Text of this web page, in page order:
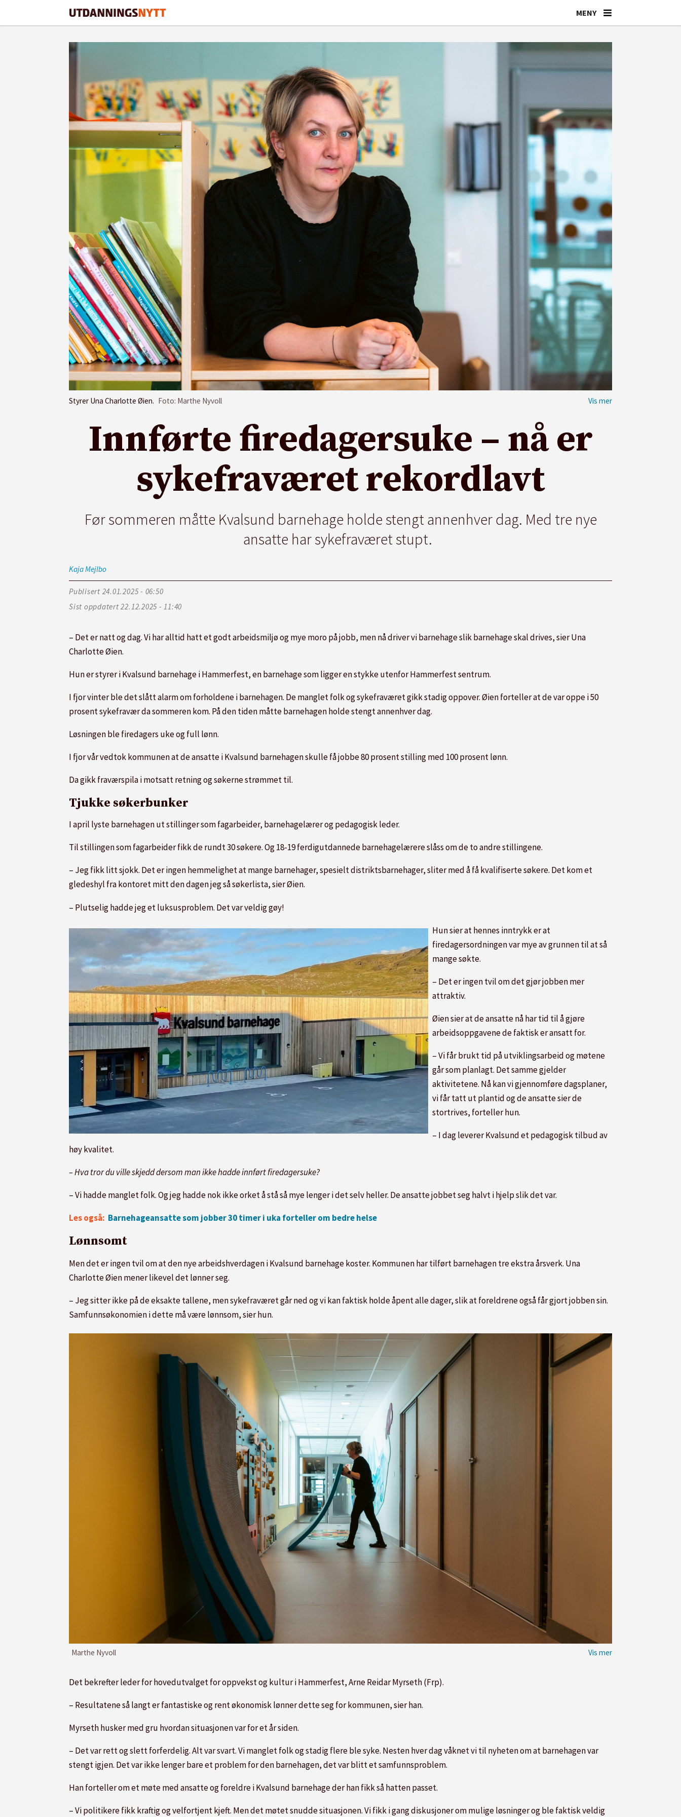
Styrer Una Charlotte Øien. Foto: Marthe Nyvoll
Innførte firedagersuke – nå er
sykefraværet rekordlavt
Før sommeren måtte Kvalsund barnehage holde stengt annenhver dag. Med tre nye
ansatte har sykefraværet stupt.
KajaMejlbo
Publisert
24.01.2025 - 06:50
Sist oppdatert
22.12.2025 - 11:40
– Det er natt og dag. Vi har alltid hatt et godt arbeidsmiljø og mye moro på jobb, men nå driver vi barnehage slik barnehage skal drives, sier Una
Charlotte Øien.
Hun er styrer i Kvalsund barnehage i Hammerfest, en barnehage som ligger en stykke utenfor Hammerfest sentrum.
I fjor vinter ble det slått alarm om forholdene i barnehagen. De manglet folk og sykefraværet gikk stadig oppover. Øien forteller at de var oppe i 50
prosent sykefravær da sommeren kom. På den tiden måtte barnehagen holde stengt annenhver dag.
Løsningen ble firedagers uke og full lønn.
I fjor vår vedtok kommunen at de ansatte i Kvalsund barnehagen skulle få jobbe 80 prosent stilling med 100 prosent lønn.
Da gikk fraværspila i motsatt retning og søkerne strømmet til.
Tjukke søkerbunker
I april lyste barnehagen ut stillinger som fagarbeider, barnehagelærer og pedagogisk leder.
Til stillingen som fagarbeider fikk de rundt 30 søkere. Og 18-19 ferdigutdannede barnehagelærere slåss om de to andre stillingene.
– Jeg fikk litt sjokk. Det er ingen hemmelighet at mange barnehager, spesielt distriktsbarnehager, sliter med å få kvalifiserte søkere. Det kom et
gledeshyl fra kontoret mitt den dagen jeg så søkerlista, sier Øien.
– Plutselig hadde jeg et luksusproblem. Det var veldig gøy!
Hun sier at hennes inntrykk er at
firedagersordningen var mye av grunnen til at så
mange søkte.
– Det er ingen tvil om det gjør jobben mer
attraktiv.
Øien sier at de ansatte nå har tid til å gjøre
arbeidsoppgavene de faktisk er ansatt for.
– Vi får brukt tid på utviklingsarbeid og møtene
går som planlagt. Det samme gjelder
aktivitetene. Nå kan vi gjennomføre dagsplaner,
vi får tatt ut plantid og de ansatte sier de
stortrives, forteller hun.
– I dag leverer Kvalsund et pedagogisk tilbud av
høy kvalitet.
– Hva tror du ville skjedd dersom man ikke hadde innført firedagersuke?
– Vi hadde manglet folk. Og jeg hadde nok ikke orket å stå så mye lenger i det selv heller. De ansatte jobbet seg halvt i hjelp slik det var.
Les også: Barnehageansatte som jobber 30 timer i uka forteller om bedre helse
Lønnsomt
Men det er ingen tvil om at den nye arbeidshverdagen i Kvalsund barnehage koster. Kommunen har tilført barnehagen tre ekstra årsverk. Una
Charlotte Øien mener likevel det lønner seg.
– Jeg sitter ikke på de eksakte tallene, men sykefraværet går ned og vi kan faktisk holde åpent alle dager, slik at foreldrene også får gjort jobben sin.
Samfunnsøkonomien i dette må være lønnsom, sier hun.
Marthe Nyvoll
Det bekrefter leder for hovedutvalget for oppvekst og kultur i Hammerfest, Arne Reidar Myrseth (Frp).
– Resultatene så langt er fantastiske og rent økonomisk lønner dette seg for kommunen, sier han.
Myrseth husker med gru hvordan situasjonen var for et år siden.
– Det var rett og slett forferdelig. Alt var svart. Vi manglet folk og stadig flere ble syke. Nesten hver dag våknet vi til nyheten om at barnehagen var
stengt igjen. Det var ikke lenger bare et problem for den barnehagen, det var blitt et samfunnsproblem.
Han forteller om et møte med ansatte og foreldre i Kvalsund barnehage der han fikk så hatten passet.
– Vi politikere fikk kraftig og velfortjent kjeft. Men det møtet snudde situasjonen. Vi fikk i gang diskusjoner om mulige løsninger og ble faktisk veldig